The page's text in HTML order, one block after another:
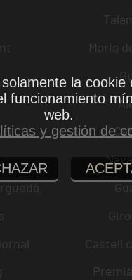
Maria
Castell
la cookie
funcionamiento
web.
y gestión de